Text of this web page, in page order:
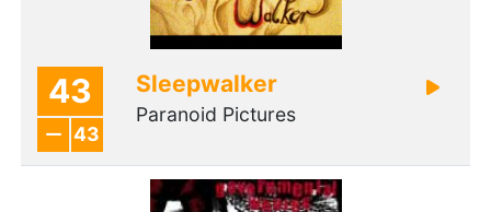
43
43
Sleepwalker
Paranoid Pictures